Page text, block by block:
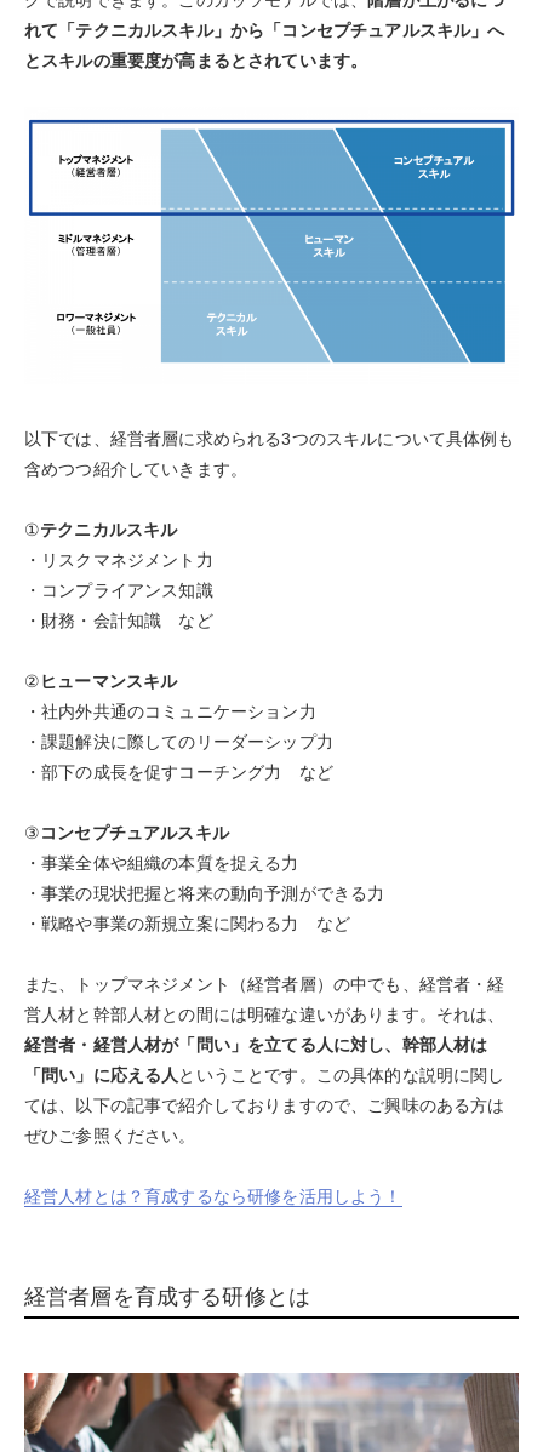
れて「テクニカルスキル」から「コンセプチュアルスキル」へ
とスキルの重要度が高まるとされています。
以下では、経営者層に求められる3つのスキルについて具体例も
含めつつ紹介していきます。
①テクニカルスキル
・リスクマネジメント力
・コンプライアンス知識
・財務・会計知識 など
②ヒューマンスキル
・社内外共通のコミュニケーション力
・課題解決に際してのリーダーシップ力
・部下の成長を促すコーチング力 など
③コンセプチュアルスキル
・事業全体や組織の本質を捉える力
・事業の現状把握と将来の動向予測ができる力
・戦略や事業の新規立案に関わる力 など
また、トップマネジメント（経営者層）の中でも、経営者・経
営人材と幹部人材との間には明確な違いがあります。それは、
経営者・経営人材が「問い」を立てる人に対し、幹部人材は
「問い」に応える人ということです。この具体的な説明に関し
ては、以下の記事で紹介しておりますので、ご興味のある方は
ぜひご参照ください。
経営人材とは？育成するなら研修を活用しよう！
経営者層を育成する研修とは